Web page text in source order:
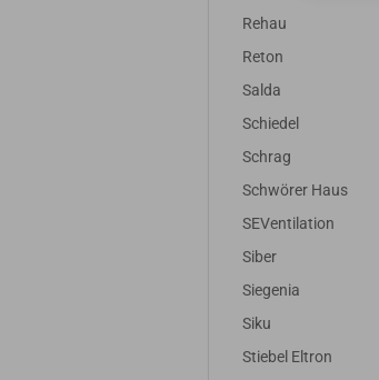
Rehau
Reton
Salda
Schiedel
Schrag
Schwörer Haus
SEVentilation
Siber
Siegenia
Siku
Stiebel Eltron